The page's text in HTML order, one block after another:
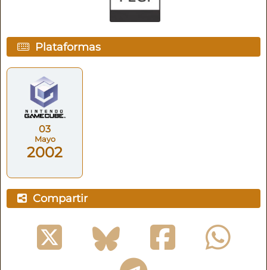
Plataformas
03
Mayo
2002
Compartir